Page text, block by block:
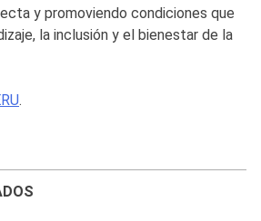
y promoviendo condiciones que
la inclusión y el bienestar de la
.